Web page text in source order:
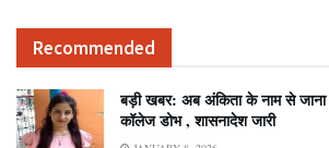
Recommended
बड़ी खबर: अब अंकिता के नाम से जाना
कॉलेज डोभ , शासनादेश जारी